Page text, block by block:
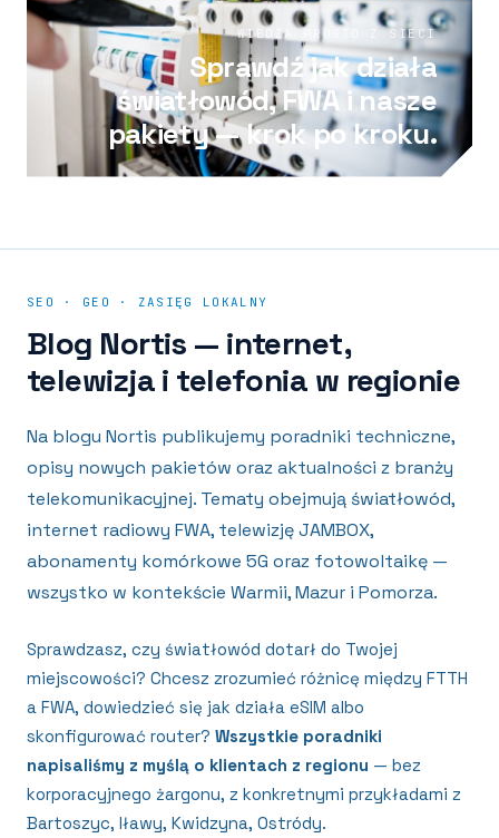
WIEDZA PROSTO Z SIECI
Sprawdź jak działa
światłowód, FWA i nasze
pakiety — krok po kroku.
SEO · GEO · ZASIĘG LOKALNY
Blog Nortis — internet,
telewizja i telefonia w regionie
Na blogu Nortis publikujemy poradniki techniczne,
opisy nowych pakietów oraz aktualności z branży
telekomunikacyjnej. Tematy obejmują światłowód,
internet radiowy FWA, telewizję JAMBOX,
abonamenty komórkowe 5G oraz fotowoltaikę —
wszystko w kontekście Warmii, Mazur i Pomorza.
Sprawdzasz, czy światłowód dotarł do Twojej
miejscowości? Chcesz zrozumieć różnicę między FTTH
a FWA, dowiedzieć się jak działa eSIM albo
skonfigurować router? Wszystkie poradniki
napisaliśmy z myślą o klientach z regionu — bez
korporacyjnego żargonu, z konkretnymi przykładami z
Bartoszyc, Iławy, Kwidzyna, Ostródy.